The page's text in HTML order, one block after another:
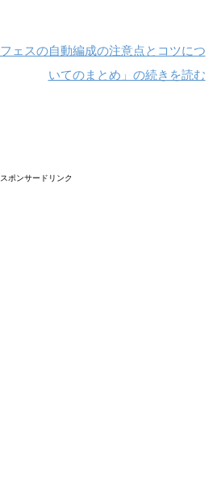
ェスの自動編成の注意点とコツにつ
いてのまとめ」の続きを読む
スポンサードリンク